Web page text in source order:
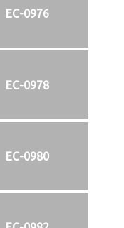
EC-0976
EC-0978
EC-0980